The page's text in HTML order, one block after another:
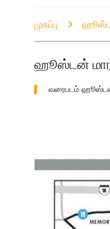
முகப்பு
ஹூஸ்டன்
வரைபடம் ஹூஸ்டன்